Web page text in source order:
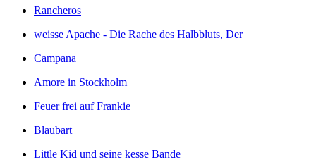
Rancheros
weisse Apache - Die Rache des Halbbluts, Der
Campana
Amore in Stockholm
Feuer frei auf Frankie
Blaubart
Little Kid und seine kesse Bande